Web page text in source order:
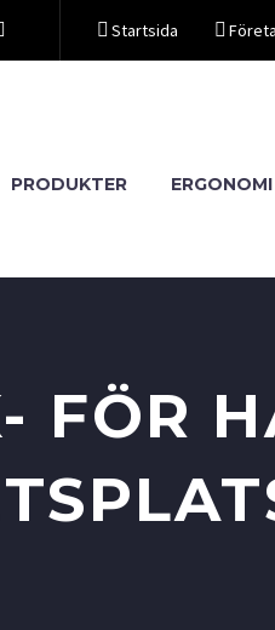
Startsida
PRODUKTER ERGONOMI
FÖR